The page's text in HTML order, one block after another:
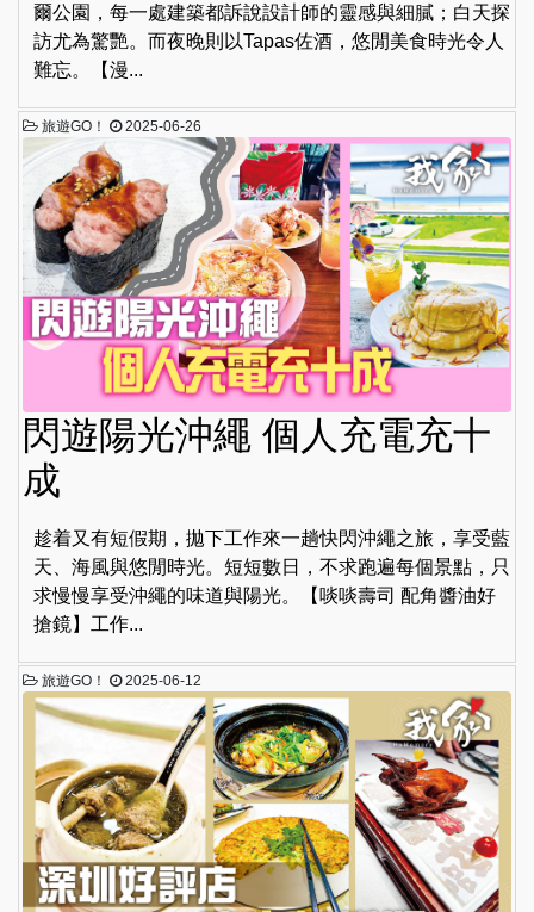
爾公園，每一處建築都訴說設計師的靈感與細膩；白天探
訪尤為驚艷。而夜晚則以Tapas佐酒，悠閒美食時光令人
難忘。【漫...
旅遊GO！ 2025-06-26
閃遊陽光沖繩 個人充電充十
成
趁着又有短假期，拋下工作來一趟快閃沖繩之旅，享受藍
天、海風與悠閒時光。短短數日，不求跑遍每個景點，只
求慢慢享受沖繩的味道與陽光。【啖啖壽司 配角醬油好
搶鏡】工作...
旅遊GO！ 2025-06-12